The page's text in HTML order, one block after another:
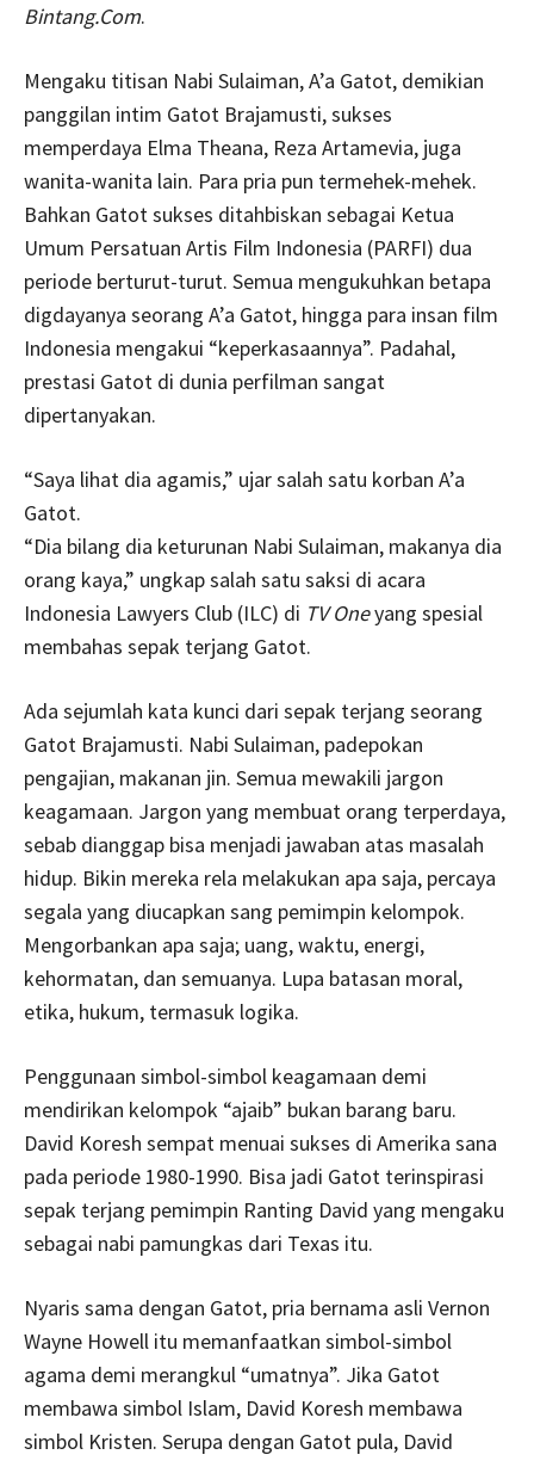
Bintang.Com.
Mengaku titisan Nabi Sulaiman, A’a Gatot, demikian
panggilan intim Gatot Brajamusti, sukses
memperdaya Elma Theana, Reza Artamevia, juga
wanita-wanita lain. Para pria pun termehek-mehek.
Bahkan Gatot sukses ditahbiskan sebagai Ketua
Umum Persatuan Artis Film Indonesia (PARFI) dua
periode berturut-turut. Semua mengukuhkan betapa
digdayanya seorang A’a Gatot, hingga para insan film
Indonesia mengakui “keperkasaannya”. Padahal,
prestasi Gatot di dunia perfilman sangat
dipertanyakan.
“Saya lihat dia agamis,” ujar salah satu korban A’a
Gatot.
“Dia bilang dia keturunan Nabi Sulaiman, makanya dia
orang kaya,” ungkap salah satu saksi di acara
Indonesia Lawyers Club (ILC) di TV Oneyang spesial
membahas sepak terjang Gatot.
Ada sejumlah kata kunci dari sepak terjang seorang
Gatot Brajamusti. Nabi Sulaiman, padepokan
pengajian, makanan jin. Semua mewakili jargon
keagamaan. Jargon yang membuat orang terperdaya,
sebab dianggap bisa menjadi jawaban atas masalah
hidup. Bikin mereka rela melakukan apa saja, percaya
segala yang diucapkan sang pemimpin kelompok.
Mengorbankan apa saja; uang, waktu, energi,
kehormatan, dan semuanya. Lupa batasan moral,
etika, hukum, termasuk logika.
Penggunaan simbol-simbol keagamaan demi
mendirikan kelompok “ajaib” bukan barang baru.
David Koresh sempat menuai sukses di Amerika sana
pada periode 1980-1990. Bisa jadi Gatot terinspirasi
sepak terjang pemimpin Ranting David yang mengaku
sebagai nabi pamungkas dari Texas itu.
Nyaris sama dengan Gatot, pria bernama asli Vernon
Wayne Howell itu memanfaatkan simbol-simbol
agama demi merangkul “umatnya”. Jika Gatot
membawa simbol Islam, David Koresh membawa
simbol Kristen. Serupa dengan Gatot pula, David